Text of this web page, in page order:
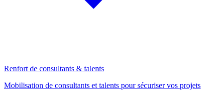
Renfort de consultants & talents
Mobilisation de consultants et talents pour sécuriser vos projets